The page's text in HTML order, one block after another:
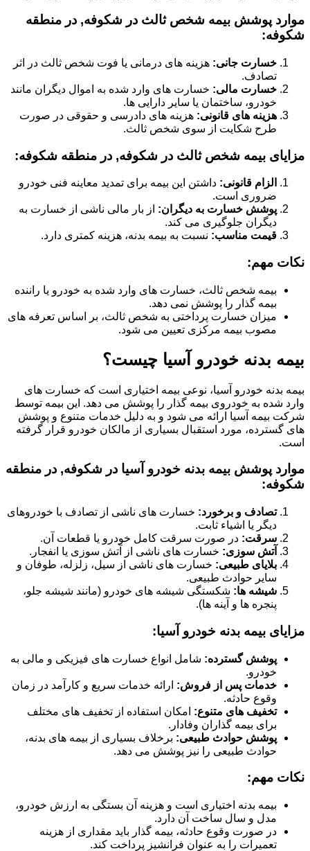
موارد پوشش بیمه شخص ثالث در شکوفه, در منطقه
شکوفه:
خسارت جانی: هزینه های درمانی یا فوت شخص ثالث در اثر
تصادف.
خسارت مالی: خسارت های وارد شده به اموال دیگران مانند
خودرو، ساختمان یا سایر دارایی ها.
هزینه های قانونی: هزینه های دادرسی و حقوقی در صورت
طرح شکایت از سوی شخص ثالث.
مزایای بیمه شخص ثالث در شکوفه, در منطقه شکوفه:
الزام قانونی: داشتن این بیمه برای تمدید معاینه فنی خودرو
ضروری است.
پوشش خسارت به دیگران: از بار مالی ناشی از خسارت به
دیگران جلوگیری می کند.
قیمت مناسب: نسبت به بیمه بدنه، هزینه کمتری دارد.
نکات مهم:
بیمه شخص ثالث، خسارت های وارد شده به خودرو یا راننده
بیمه گذار را پوشش نمی دهد.
میزان خسارت پرداختی به شخص ثالث، بر اساس تعرفه های
مصوب بیمه مرکزی تعیین می شود.
بیمه بدنه خودرو آسیا چیست؟
بیمه بدنه خودرو آسیا، نوعی بیمه اختیاری است که خسارت های
وارد شده به خودروی بیمه گذار را پوشش می دهد. این بیمه توسط
شرکت بیمه آسیا ارائه می شود و به دلیل خدمات متنوع و پوشش
های گسترده، مورد استقبال بسیاری از مالکان خودرو قرار گرفته
است.
موارد پوشش بیمه بدنه خودرو آسیا در شکوفه, در منطقه
شکوفه:
تصادف و برخورد: خسارت های ناشی از تصادف با خودروهای
دیگر یا اشیاء ثابت.
سرقت: در صورت سرقت کامل خودرو یا قطعات آن.
آتش سوزی: خسارت های ناشی از آتش سوزی یا انفجار.
بلایای طبیعی: خسارت های ناشی از سیل، زلزله، طوفان و
سایر حوادث طبیعی.
شیشه ها: شکستگی شیشه های خودرو (مانند شیشه جلو،
پنجره ها و آینه ها).
مزایای بیمه بدنه خودرو آسیا:
پوشش گسترده: شامل انواع خسارت های فیزیکی و مالی به
خودرو.
خدمات پس از فروش: ارائه خدمات سریع و کارآمد در زمان
وقوع حادثه.
تخفیف های متنوع: امکان استفاده از تخفیف های مختلف
برای بیمه گذاران وفادار.
پوشش حوادث طبیعی: برخلاف بسیاری از بیمه های بدنه،
حوادث طبیعی را نیز پوشش می دهد.
نکات مهم:
بیمه بدنه اختیاری است و هزینه آن بستگی به ارزش خودرو،
مدل و سال ساخت آن دارد.
در صورت وقوع حادثه، بیمه گذار باید مقداری از هزینه
تعمیرات را به عنوان فرانشیز پرداخت کند.